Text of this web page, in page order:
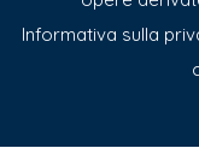
Informativa sulla